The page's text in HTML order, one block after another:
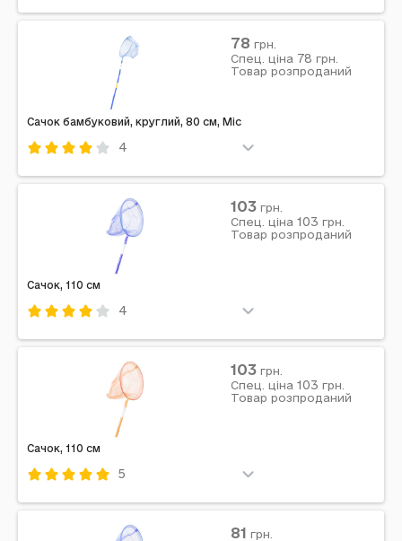
Комбінований
Примітка: Упаковка: Без упаковки | Вага в упаковці:
45 г | Габарити в упаковці: 1 x 80 x 19 см | Країна
виробник: Китай | Комплектація: Сачок
Сачок бамбуковий, круглий, 80 см, Mic
4
Комбінований
Примітка: Упаковка: Без упаковки | Вага в упаковці:
45 г | Габарити в упаковці: 1 x 80 x 19 см | Країна
виробник: Китай | Комплектація: Сачок
78 грн.
Спец. ціна 78 грн.
Товар розпроданий
Сачок, 110 см
4
Примітка: Упаковка: Без упаковки | Вага в упаковці:
85 г | Габарити в упаковці: 110 x 23 x 1 см | Габарити
без упаковки: 110 x 23 x 1 см | Країна...
103 грн.
Спец. ціна 103 грн.
Товар розпроданий
Сачок, 110 см
5
103 грн.
Спец. ціна 103 грн.
Товар розпроданий
81 грн.